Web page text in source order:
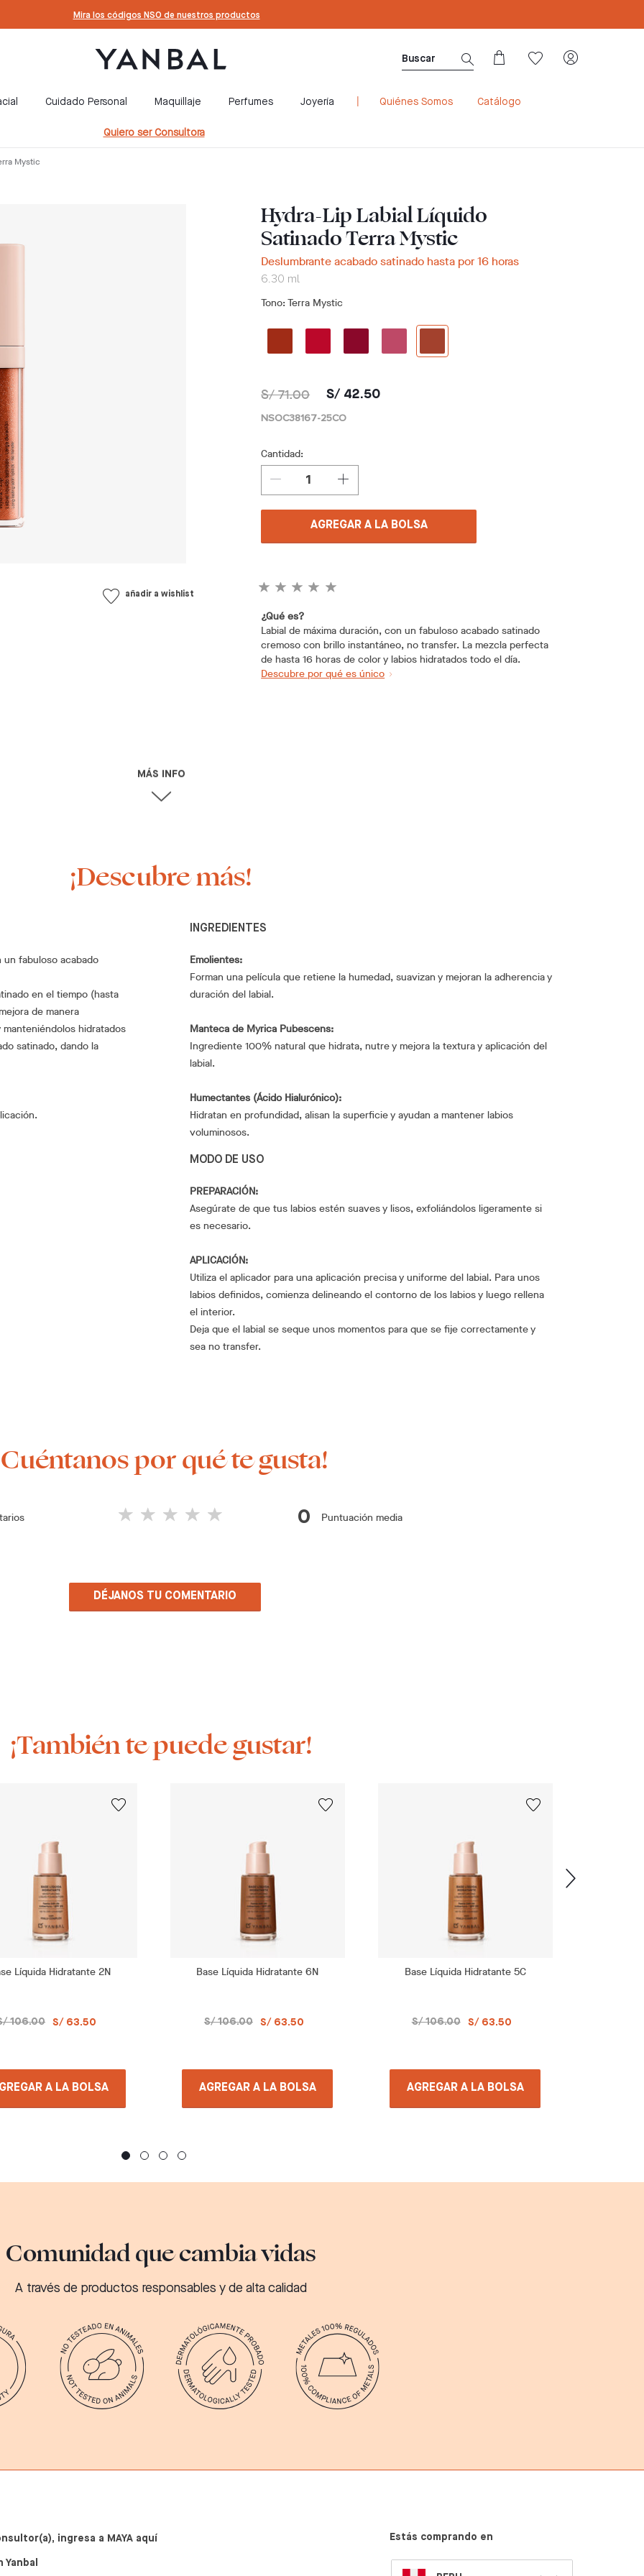
Mira los códigos NSO de nuestros productos
Cuidado Personal Maquillaje Perfumes Joyería Quiénes Somos Catálogo
Quiero ser Consultora
Mystic
añadir a wishlist
Hydra-Lip Labial Líquido
Satinado Terra Mystic
Deslumbrante acabado satinado hasta por 16 horas
6.30 ml
Tono: Terra Mystic
S/ 71.00 S/ 42.50
NSOC38167-25CO
Cantidad:
AGREGAR A LA BOLSA
¿Qué es?
Labial de máxima duración, con un fabuloso acabado satinado
cremoso con brillo instantáneo, no transfer. La mezcla perfecta
de hasta 16 horas de color y labios hidratados todo el día.
Descubre por qué es único
¡Descubre más!
un fabuloso acabado
en el tiempo (hasta
de manera
hidratados
satinado, dando la
INGREDIENTES
Emolientes:
Forman una película que retiene la humedad, suavizan y mejoran la adherencia y
duración del labial.
Manteca de Myrica Pubescens:
Ingrediente 100% natural que hidrata, nutre y mejora la textura y aplicación del
labial.
Humectantes (Ácido Hialurónico):
Hidratan en profundidad, alisan la superficie y ayudan a mantener labios
voluminosos.
MODO DE USO
PREPARACIÓN:
Asegúrate de que tus labios estén suaves y lisos, exfoliándolos ligeramente si
es necesario.
APLICACIÓN:
Utiliza el aplicador para una aplicación precisa y uniforme del labial. Para unos
labios definidos, comienza delineando el contorno de los labios y luego rellena
el interior.
Deja que el labial se seque unos momentos para que se fije correctamente y
sea no transfer.
por qué te gusta!
0 Puntuación media
DÉJANOS TU COMENTARIO
¡También te puede gustar!
Líquida Hidratante 2N
106.00 S/ 63.50
A LA BOLSA
Base Líquida Hidratante 6N
S/ 106.00 S/ 63.50
AGREGAR A LA BOLSA
Base Líquida Hidratante 5C
S/ 106.00 S/ 63.50
AGREGAR A LA BOLSA
Comunidad que cambia vidas
A través de productos responsables y de alta calidad
ingresa a MAYA aquí
Yanbal
Estás comprando en
SELECT